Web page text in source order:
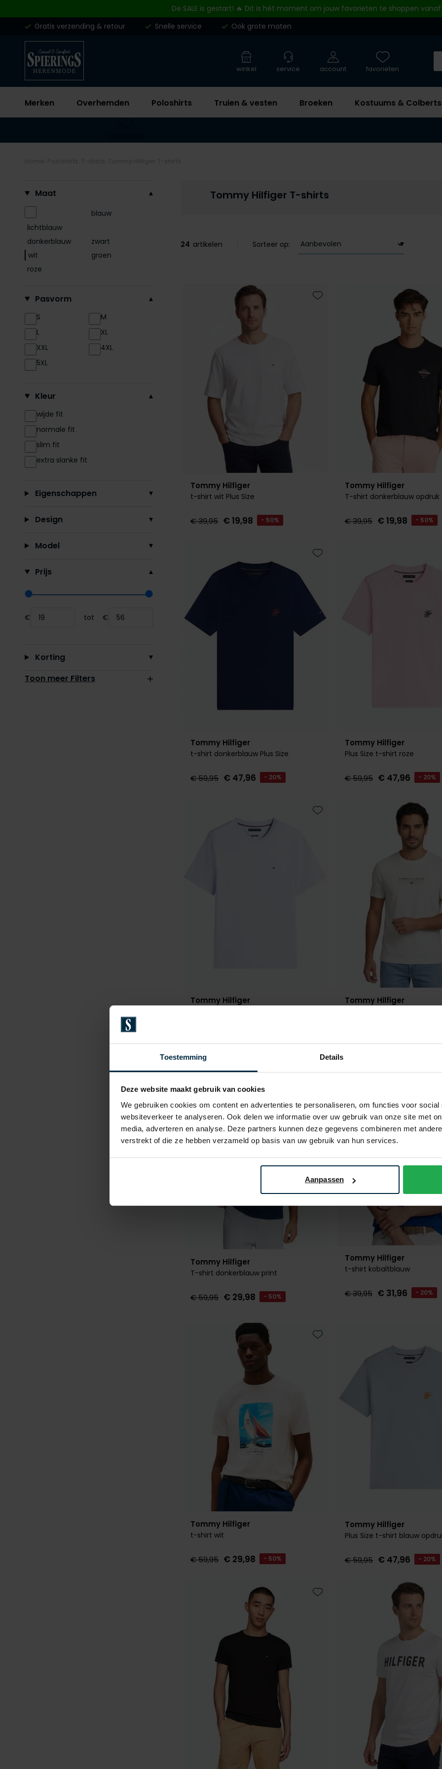
Toestemming Details
Deze website maakt gebruik van cookies
We gebruiken cookies om content en advertenties te personaliseren, om functies voor social
websiteverkeer te analyseren. Ook delen we informatie over uw gebruik van onze site met
media, adverteren en analyse. Deze partners kunnen deze gegevens combineren met
verstrekt of die ze hebben verzameld op basis van uw gebruik van hun services.
Aanpassen
De SALE is gestart! 🔥 Dit is hét moment om jouw favorieten te shoppen vanaf
Gratis verzending & retour
Snelle service Ook grote maten
Merken Overhemden Poloshirts Truien & vesten Broeken Kostuums & Colberts
winkel service account favorieten
Tommy Hilfiger T-shirts
Maat
lichtblauw
blauw
donkerblauw
zwart
wit
groen
roze
Pasvorm
S
M
L
XL
XXL
4XL
5XL
Kleur
wijde fit
normale fit
slim fit
extra slanke fit
Eigenschappen
Design
Model
Prijs
Range slider min value
Range slider max value
€ tot €
Korting
Toon meer Filters
24 artikelen Sorteer op:
Tommy Hilfiger
t-shirt wit Plus Size
€ 39,95 € 19,98 - 50%
Toevoegen aan favorieten
Tommy Hilfiger
T-shirt donkerblauw opdruk
€ 39,95 € 19,98 - 50%
Tommy Hilfiger
t-shirt donkerblauw Plus Size
€ 59,95 € 47,96 - 20%
Tommy Hilfiger
Plus Size t-shirt roze
€ 59,95 € 47,96 - 20%
Tommy Hilfiger
Toevoegen aan favorieten
Tommy Hilfiger
Tommy Hilfiger
T-shirt donkerblauw print
€ 59,95 € 29,98 - 50%
Tommy Hilfiger
t-shirt kobaltblauw
€ 39,95 € 31,96 - 20%
Tommy Hilfiger
t-shirt wit
€ 59,95 € 29,98 - 50%
Toevoegen aan favorieten
Tommy Hilfiger
Plus Size t-shirt blauw
€ 59,95 € 47,96 - 20%
Toevoegen aan favorieten